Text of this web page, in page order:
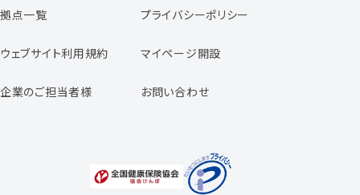
スタッフの声
専任コンサルタントの声
福利厚生のご案内
拠点一覧 プライバシーポリシー
ウェブサイト利用規約 マイページ開設
企業のご担当者様 お問い合わせ